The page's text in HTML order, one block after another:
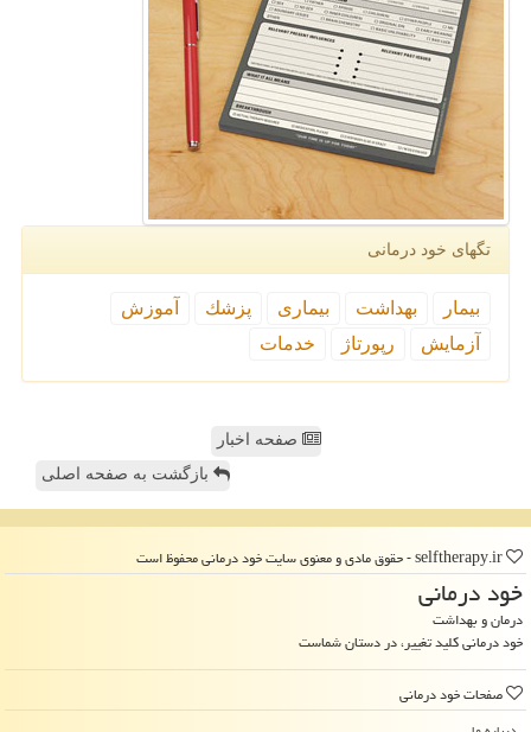
تگهای خود درمانی
بیمار بهداشت بیماری پزشك
آموزش
آزمایش
رپورتاژ خدمات
صفحه اخبار
بازگشت به صفحه اصلی
خود درمانی
درمان و بهداشت
خود درمانی کلید تغییر، در دستان شماست
صفحات خود درمانی